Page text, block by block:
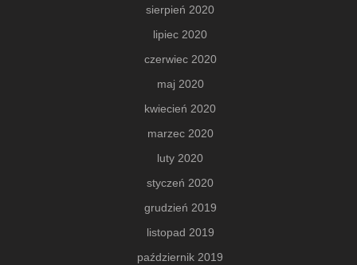
sierpień 2020
lipiec 2020
czerwiec 2020
maj 2020
kwiecień 2020
marzec 2020
luty 2020
styczeń 2020
grudzień 2019
listopad 2019
październik 2019